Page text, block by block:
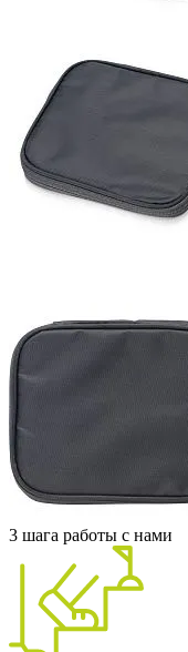
3 шага работы с нами